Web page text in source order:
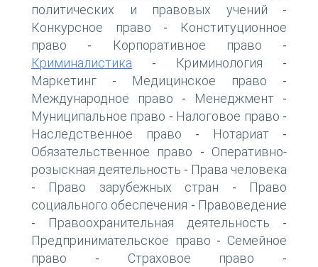
политических и правовых учений -
Конкурсное право -
Конституционное
право - Корпоративное право -
Криминалистика - Криминология -
Маркетинг - Медицинское право -
Международное право - Менеджмент -
Муниципальное право - Налоговое право -
Наследственное право - Нотариат -
Обязательственное право - Оперативно-
розыскная деятельность - Права человека
- Право зарубежных стран -
Право
социального обеспечения - Правоведение
- Правоохранительная деятельность -
Предпринимательское право - Семейное
право - Страховое право -